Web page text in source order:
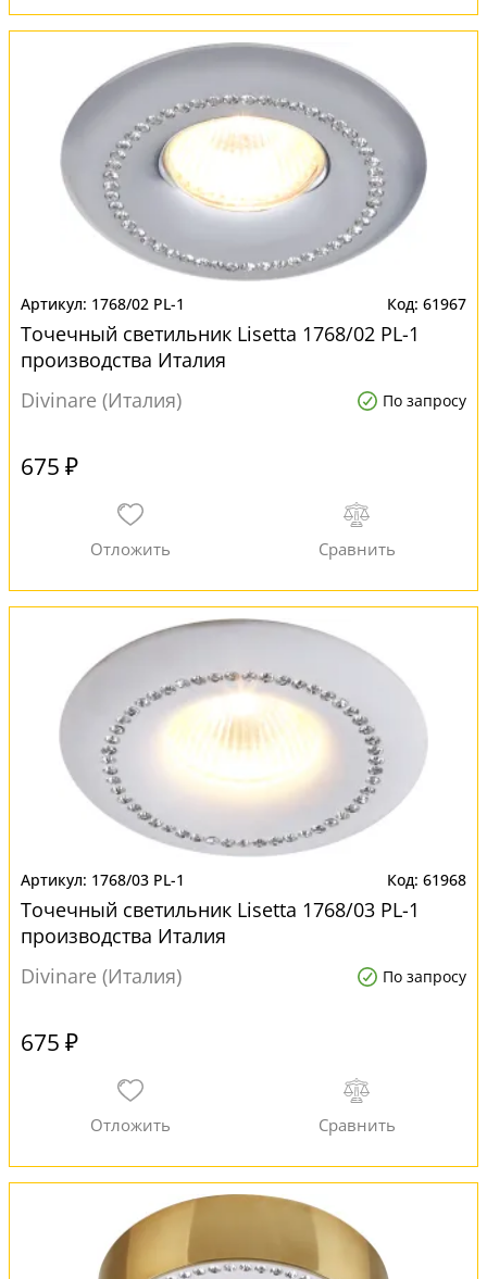
1768/02 PL-1 61967
Точечный светильник Lisetta 1768/02 PL-1
производства Италия
Divinare (Италия)
По запросу
675 ₽
1768/03 PL-1 61968
Точечный светильник Lisetta 1768/03 PL-1
производства Италия
Divinare (Италия)
По запросу
675 ₽